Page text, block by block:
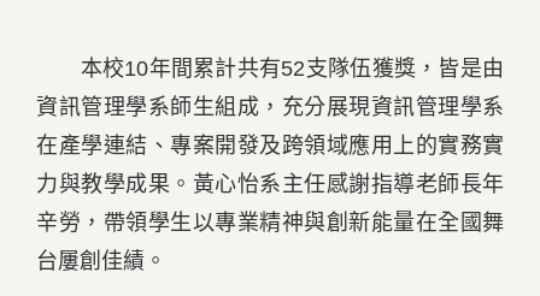
本校10年間累計共有52支隊伍獲獎，皆是由
資訊管理學系師生組成，充分展現資訊管理學系
在產學連結、專案開發及跨領域應用上的實務實
力與教學成果。黃心怡系主任感謝指導老師長年
辛勞，帶領學生以專業精神與創新能量在全國舞
台屢創佳績。